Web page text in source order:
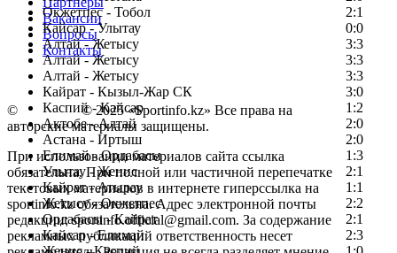
Окжетпес - Тобол
2:1
Кайсар - Улытау
0:0
Алтай - Жетысу
3:3
Алтай - Жетысу
3:3
Алтай - Жетысу
3:3
Кайрат - Кызыл-Жар СК
3:0
Каспий - Кайсар
1:2
Актобе - Алтай
2:0
Астана - Иртыш
2:0
Елимай - Ордабасы
1:3
Улытау - Женис
2:1
Кайрат - Атырау
1:1
Жетысу - Окжетпес
2:2
Ордабасы - Кайрат
2:1
Кайсар - Елимай
2:3
Вакансии
Вопросы
Контакты
© Copyright© 2025 «Sportinfo.kz» Все права на
авторские материалы защищены.
При использовании материалов сайта ссылка
обязательна. При полной или частичной перепечатке
текстовых материалов в интернете гиперссылка на
sportinfo.kz обязательна. Адрес электронной почты
редакции: sportinfo.official@gmail.com. За содержание
рекламных публикаций ответственность несет